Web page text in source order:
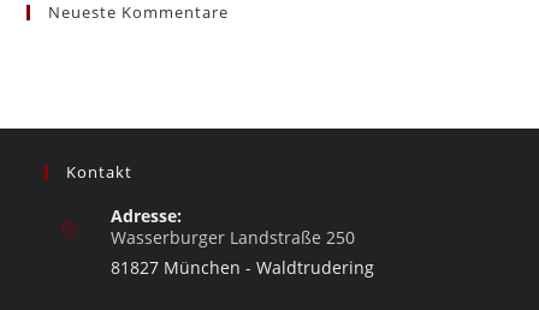
Neueste Kommentare
Kontakt
Adresse:
Wasserburger Landstraße 250
81827 München - Waldtrudering